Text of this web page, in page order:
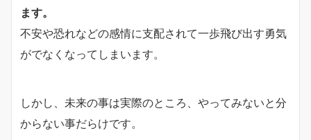
ます。
不安や恐れなどの感情に支配されて一歩飛び出す勇気
がでなくなってしまいます。
しかし、未来の事は実際のところ、やってみないと分
からない事だらけです。